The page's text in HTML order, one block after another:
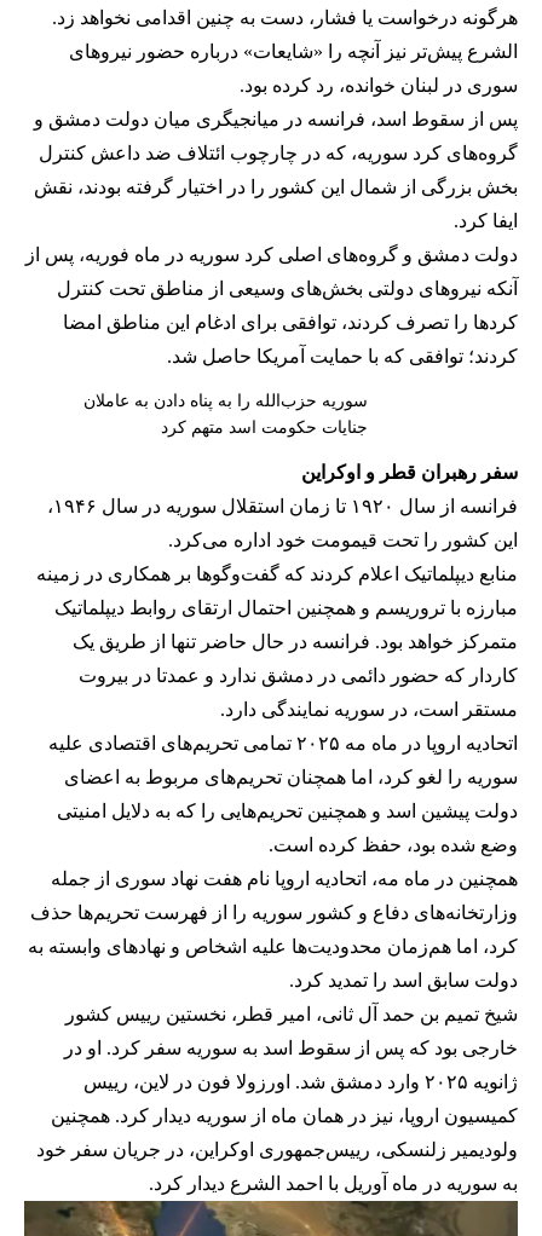
هرگونه درخواست یا فشار، دست به چنین اقدامی نخواهد زد.
الشرع پیش‌تر نیز آنچه را «شایعات» درباره حضور نیروهای
سوری در لبنان خوانده، رد کرده بود.
پس از سقوط اسد، فرانسه در میانجیگری میان دولت دمشق و
گروه‌های کرد سوریه، که در چارچوب ائتلاف ضد داعش کنترل
بخش بزرگی از شمال این کشور را در اختیار گرفته بودند، نقش
ایفا کرد.
دولت دمشق و گروه‌های اصلی کرد سوریه در ماه فوریه، پس از
آنکه نیروهای دولتی بخش‌های وسیعی از مناطق تحت کنترل
کردها را تصرف کردند، توافقی برای ادغام این مناطق امضا
کردند؛ توافقی که با حمایت آمریکا حاصل شد.
سوریه حزب‌الله را به پناه دادن به عاملان
جنایات حکومت اسد متهم کرد
سفر رهبران قطر و اوکراین
فرانسه از سال ۱۹۲۰ تا زمان استقلال سوریه در سال ۱۹۴۶،
این کشور را تحت قیمومت خود اداره می‌کرد.
منابع دیپلماتیک اعلام کردند که گفت‌وگوها بر همکاری در زمینه
مبارزه با تروریسم و همچنین احتمال ارتقای روابط دیپلماتیک
متمرکز خواهد بود. فرانسه در حال حاضر تنها از طریق یک
کاردار که حضور دائمی در دمشق ندارد و عمدتا در بیروت
مستقر است، در سوریه نمایندگی دارد.
اتحادیه اروپا در ماه مه ۲۰۲۵ تمامی تحریم‌های اقتصادی علیه
سوریه را لغو کرد، اما همچنان تحریم‌های مربوط به اعضای
دولت پیشین اسد و همچنین تحریم‌هایی را که به دلایل امنیتی
وضع شده بود، حفظ کرده است.
همچنین در ماه مه، اتحادیه اروپا نام هفت نهاد سوری از جمله
وزارتخانه‌های دفاع و کشور سوریه را از فهرست تحریم‌ها حذف
کرد، اما هم‌زمان محدودیت‌ها علیه اشخاص و نهادهای وابسته به
دولت سابق اسد را تمدید کرد.
شیخ تمیم بن حمد آل ثانی، امیر قطر، نخستین رییس کشور
خارجی بود که پس از سقوط اسد به سوریه سفر کرد. او در
ژانویه ۲۰۲۵ وارد دمشق شد. اورزولا فون در لاین، رییس
کمیسیون اروپا، نیز در همان ماه از سوریه دیدار کرد. همچنین
ولودیمیر زلنسکی، رییس‌جمهوری اوکراین، در جریان سفر خود
به سوریه در ماه آوریل با احمد الشرع دیدار کرد.